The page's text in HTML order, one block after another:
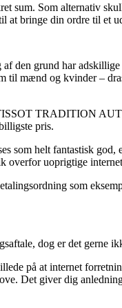
sum. Som alternativ
at bringe din ordre til et
den grund har
til mænd og kvinder –
TISSOT TRADITION
pris.
som helt fantastisk god,
overfor uoprigtige
som
dog er det gerne
på at internet
Det giver dig